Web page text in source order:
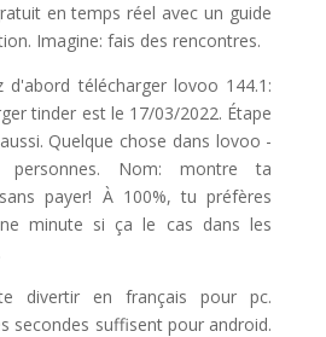
en temps réel avec un guide
Imagine: fais des rencontres.
d'abord télécharger lovoo 144.1:
tinder est le 17/03/2022. Étape
Quelque chose dans lovoo -
personnes. Nom: montre ta
payer! À 100%, tu préfères
minute si ça le cas dans les
divertir en français pour pc.
secondes suffisent pour android.